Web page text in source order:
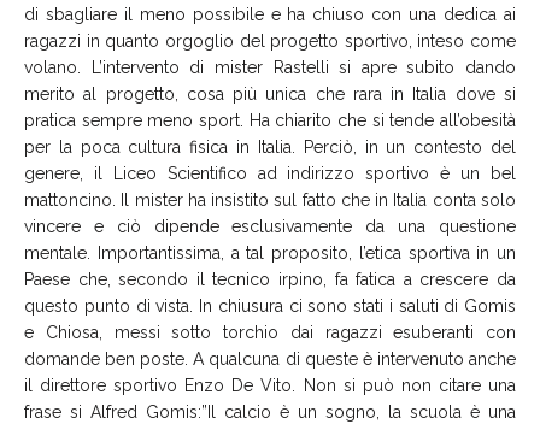
di sbagliare il meno possibile e ha chiuso con una dedica ai
ragazzi in quanto orgoglio del progetto sportivo, inteso come
volano. L’intervento di mister Rastelli si apre subito dando
merito al progetto, cosa più unica che rara in Italia dove si
pratica sempre meno sport. Ha chiarito che si tende all’obesità
per la poca cultura fisica in Italia. Perciò, in un contesto del
genere, il Liceo Scientifico ad indirizzo sportivo è un bel
mattoncino. Il mister ha insistito sul fatto che in Italia conta solo
vincere e ciò dipende esclusivamente da una questione
mentale. Importantissima, a tal proposito, l’etica sportiva in un
Paese che, secondo il tecnico irpino, fa fatica a crescere da
questo punto di vista. In chiusura ci sono stati i saluti di Gomis
e Chiosa, messi sotto torchio dai ragazzi esuberanti con
domande ben poste. A qualcuna di queste è intervenuto anche
il direttore sportivo Enzo De Vito. Non si può non citare una
frase si Alfred Gomis:”Il calcio è un sogno, la scuola è una